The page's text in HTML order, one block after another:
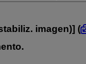
imagen)] (